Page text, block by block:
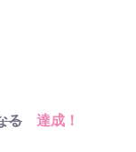
る 達成！